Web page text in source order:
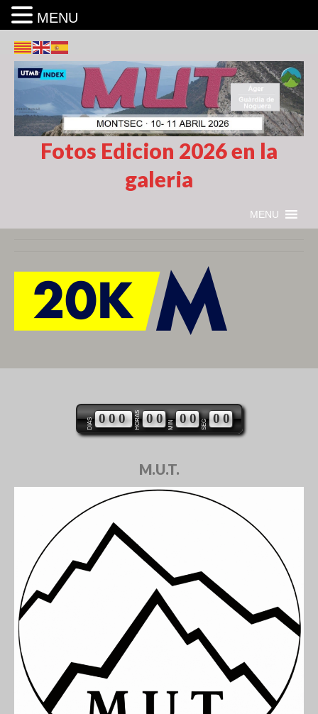
Fotos Edicion 2026 en la
galeria
MENU
DIAS 000 HORAS 00 MIN 00 SEG 00
M.U.T.
MENU